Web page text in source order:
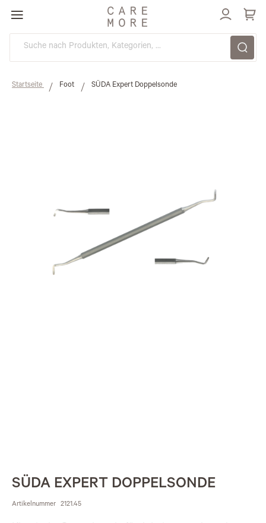
Direkt
zum
Inhalt
Startseite Foot SÜDA Expert Doppelsonde
SÜDA EXPERT DOPPELSONDE
Artikelnummer 2121.45